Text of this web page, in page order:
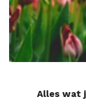
Alles wat